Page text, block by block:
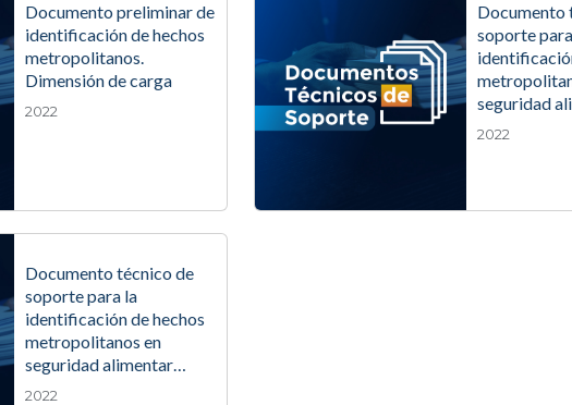
Documento preliminar de
identificación de hechos
metropolitanos.
Dimensión de carga
2022
Documento
soporte
seguridad
2022
Documento técnico de
soporte para la
identificación de hechos
metropolitanos en
seguridad alimentar…
2022